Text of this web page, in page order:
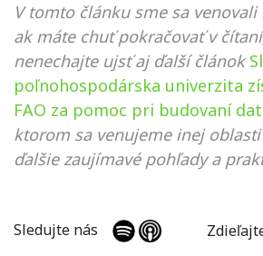
V tomto článku sme sa
ak máte chuť pokračovať v
nenechajte ujsť aj ďalší článok
poľnohospodárska univerzita
FAO za pomoc pri budovaní
ktorom sa venujeme inej
ďalšie zaujímavé pohľady a
Sledujte nás